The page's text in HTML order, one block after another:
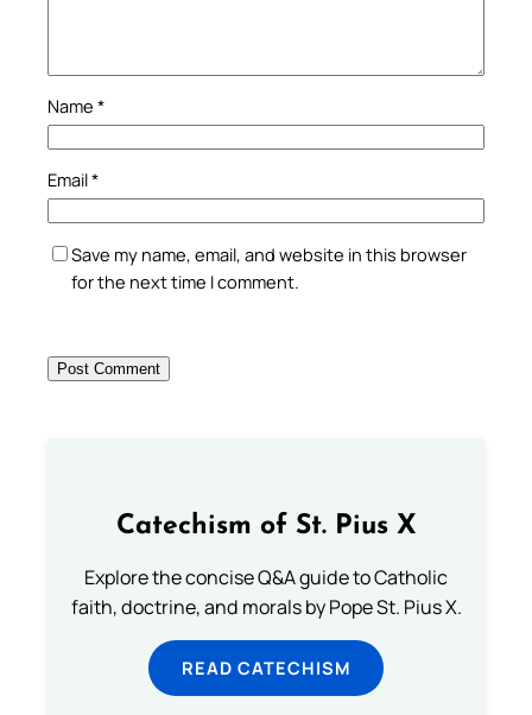
Name *
Email*
Save my name, email, and website in this browser
for the next time I comment.
Catechism of St. Pius X
Explore the concise Q&A guide to Catholic
faith, doctrine, and morals by Pope St. Pius X.
READ CATECHISM